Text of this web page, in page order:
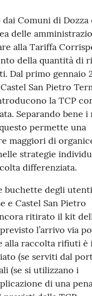
Comuni di Dozza
delle
alla Tariffa
della quantità di
Dal primo gennaio
San Pietro
la TCP
Separando bene
permette una
maggiori di
strategie
differenziata.
buchette degli utenti
e Castel San Pietro
ritirato il kit
l’arrivo via
alla raccolta rifiuti è
(se serviti dal
(se si utilizzano i
di una